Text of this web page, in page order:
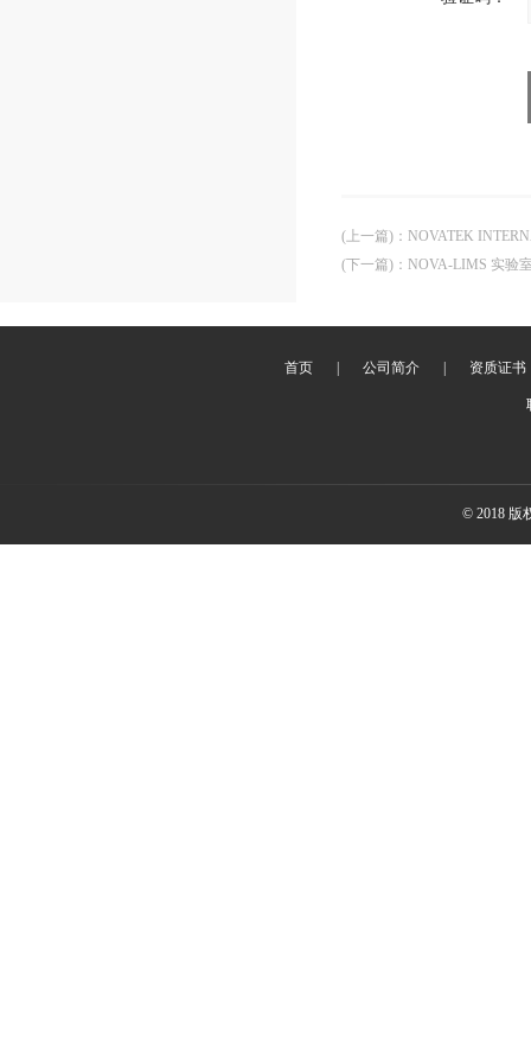
(上一篇) ： NOVATEK
(下一篇) ： NOVA-LIMS 实验
首页 公司简介 资质证书
© 2018 版